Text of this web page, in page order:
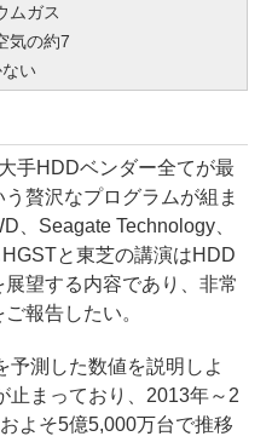
ムガス
気の約7
い
手HDDベンダー全てが最
贅沢なプログラムが組ま
、Seagate Technology、
と東芝の講演はHDD
望する内容であり、非常
報告したい。
測した数値を説明しよ
止まっており、2013年～2
よそ5億5,000万台で推移